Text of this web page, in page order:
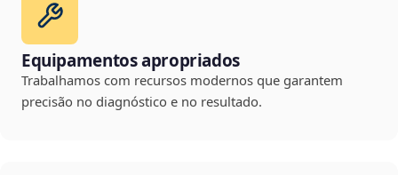
Equipamentos apropriados
Trabalhamos com recursos modernos que garantem
precisão no diagnóstico e no resultado.